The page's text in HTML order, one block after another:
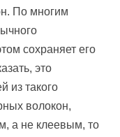
По многим
сохраняет его
это
из такого
волокон,
а не клеевым, то